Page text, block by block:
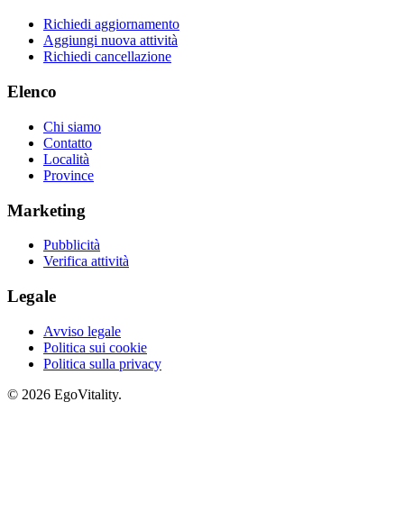
Richiedi aggiornamento
Aggiungi nuova attività
Richiedi cancellazione
Elenco
Chi siamo
Contatto
Località
Province
Marketing
Pubblicità
Verifica attività
Legale
Avviso legale
Politica sui cookie
Politica sulla privacy
© 2026 EgoVitality.